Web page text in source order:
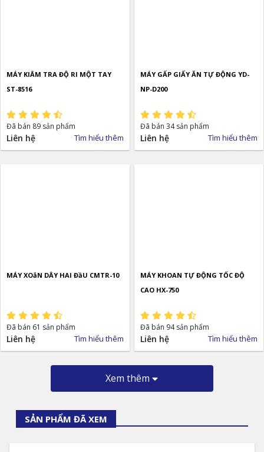
MÁY KIÂM TRA ĐỘ RI MỘT TAY
ST-8516
Đã bán 89 sản phẩm
Liên hệ Tìm hiểu thêm
MÁY GẤP GIẤY ĂN TỰ ĐỘNG YD-
NP-D200
Đã bán 34 sản phẩm
Liên hệ Tìm hiểu thêm
MÁY XOắN DÂY HAI ĐầU CMTR-10
Đã bán 61 sản phẩm
Liên hệ Tìm hiểu thêm
MÁY KHOAN TỰ ĐỘNG TỐC ĐỘ
CAO HX-750
Đã bán 94 sản phẩm
Liên hệ Tìm hiểu thêm
Xem thêm
SẢN PHẨM ĐÃ XEM